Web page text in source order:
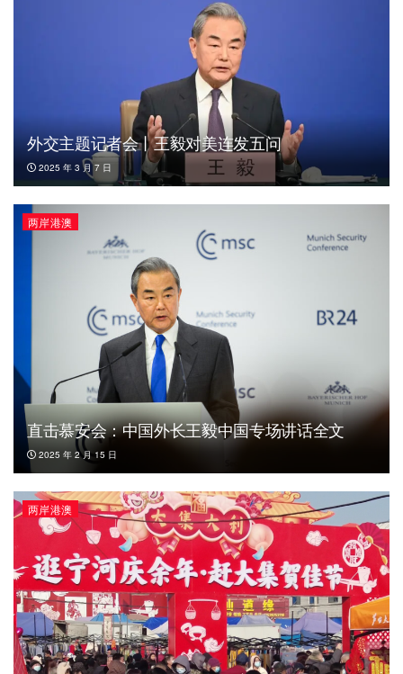
外交主题记者会丨王毅对美连发五问
2025 年 3 月 7 日
两岸港澳
直击慕安会：中国外长王毅中国专场讲话全文
2025 年 2 月 15 日
两岸港澳